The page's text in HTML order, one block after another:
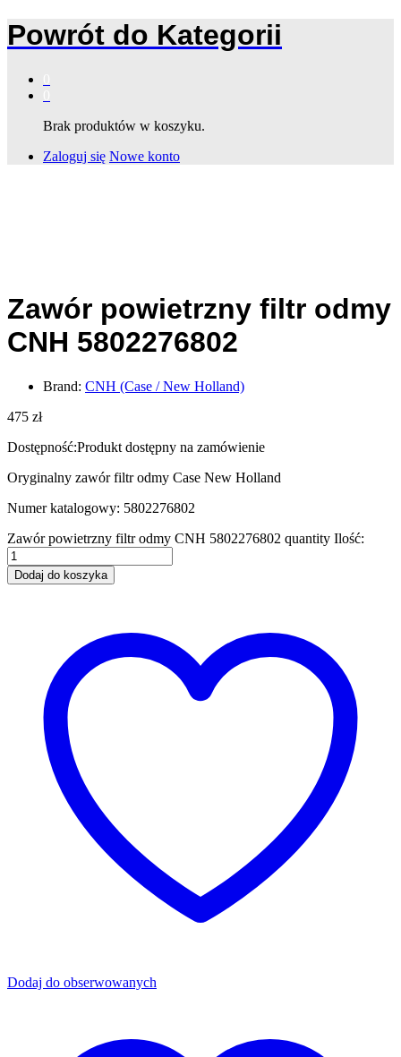
Powrót do Kategorii
Brak produktów w koszyku.
Zaloguj się Nowe konto
Zawór powietrzny filtr odmy
CNH 5802276802
Brand: CNH (Case / New Holland)
475 zł
Dostępność:Produkt dostępny na zamówienie
Oryginalny zawór filtr odmy Case New Holland
Numer katalogowy: 5802276802
Zawór powietrzny filtr odmy CNH 5802276802 quantity Ilość:
Dodaj do koszyka
Dodaj do obserwowanych